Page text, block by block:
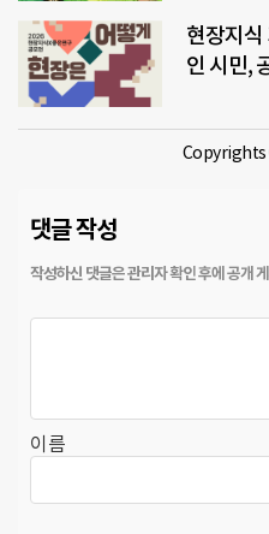
현장지
인 시민,
Copyrights
댓글 작성
이름